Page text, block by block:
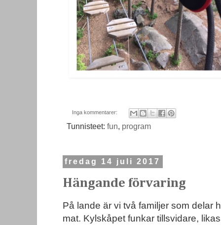
Inga kommentarer:
Tunnisteet: fun, program
fredag 14 juli 2017
Hängande förvaring
På lande är vi två familjer som delar
mat. Kylskåpet funkar tillsvidare,